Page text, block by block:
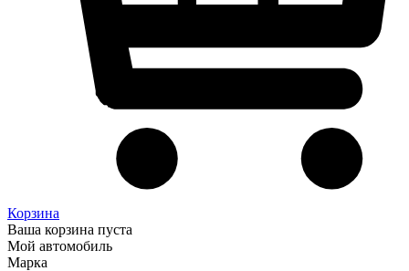
Корзина
Ваша корзина пуста
Мой автомобиль
Марка